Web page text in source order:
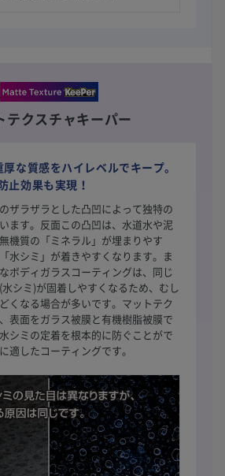
テクスチャキーパー
な質感をハイレベルでキープ。
止効果も実現！
ザラザラとした凸凹によって独特の
ます。反面この凸凹は、水道水や泥
機質の「ミネラル」が埋まりやす
水シミ」が着きやすくなります。ま
ボディガラスコーティングは、同じ
シミ)が固着しやすくなるため、むし
くなる場合が多いです。マットテク
表面をガラス被膜と有機樹脂被膜で
シミの定着を根本的に防ぐことがで
適したコーティングです。